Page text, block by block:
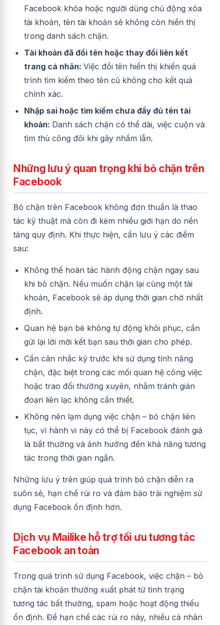
Facebook khóa hoặc người dùng chủ động xóa
tài khoản, tên tài khoản sẽ không còn hiển thị
trong danh sách chặn.
Tài khoản đã đổi tên hoặc thay đổi liên kết
trang cá nhân: Việc đổi tên hiển thị khiến quá
trình tìm kiếm theo tên cũ không cho kết quả
chính xác.
Nhập sai hoặc tìm kiếm chưa đầy đủ tên tài
khoản: Danh sách chặn có thể dài, việc cuộn và
tìm thủ công đôi khi gây nhầm lẫn.
Những lưu ý quan trọng khi bỏ chặn trên
Facebook
Bỏ chặn trên Facebook không đơn thuần là thao
tác kỹ thuật mà còn đi kèm nhiều giới hạn do nền
tảng quy định. Khi thực hiện, cần lưu ý các điểm
sau:
Không thể hoàn tác hành động chặn ngay sau
khi bỏ chặn. Nếu muốn chặn lại cùng một tài
khoản, Facebook sẽ áp dụng thời gian chờ nhất
định.
Quan hệ bạn bè không tự động khôi phục, cần
gửi lại lời mời kết bạn sau thời gian cho phép.
Cần cân nhắc kỹ trước khi sử dụng tính năng
chặn, đặc biệt trong các mối quan hệ công việc
hoặc trao đổi thường xuyên, nhằm tránh gián
đoạn liên lạc không cần thiết.
Không nên lạm dụng việc chặn – bỏ chặn liên
tục, vì hành vi này có thể bị Facebook đánh giá
là bất thường và ảnh hưởng đến khả năng tương
tác trong thời gian ngắn.
Những lưu ý trên giúp quá trình bỏ chặn diễn ra
suôn sẻ, hạn chế rủi ro và đảm bảo trải nghiệm sử
dụng Facebook ổn định hơn.
Dịch vụ Mailike hỗ trợ tối ưu tương tác
Facebook an toàn
Trong quá trình sử dụng Facebook, việc chặn – bỏ
chặn tài khoản thường xuất phát từ tình trạng
tương tác bất thường, spam hoặc hoạt động thiếu
ổn định. Để hạn chế các rủi ro này, nhiều cá nhân